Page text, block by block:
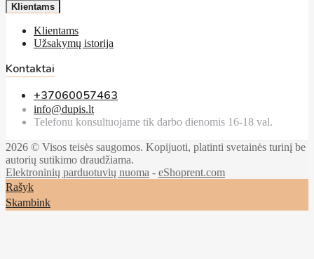
Klientams
Klientams
Užsakymų istorija
Kontaktai
+37060057463
info@dupis.lt
Telefonu konsultuojame tik darbo dienomis 16-18 val.
2026 © Visos teisės saugomos. Kopijuoti, platinti svetainės turinį be
autorių sutikimo draudžiama.
Elektroninių parduotuvių nuoma - eShoprent.com
Rašyk
Skambink